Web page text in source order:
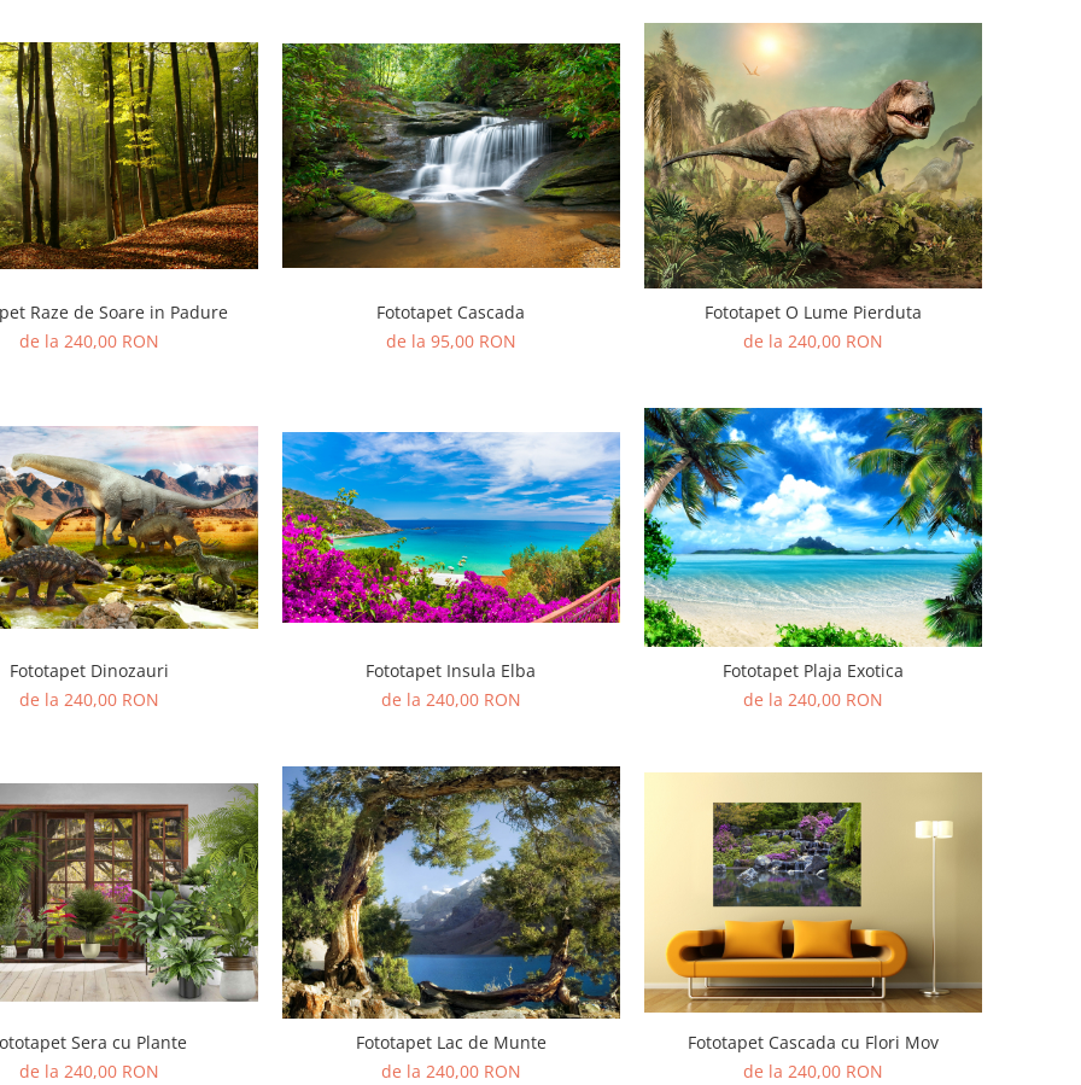
Raze de Soare in Padure
de la 240,00 RON
Fototapet Cascada
de la 95,00 RON
Fototapet O Lume Pierduta
de la 240,00 RON
Fototapet Dinozauri
de la 240,00 RON
Fototapet Insula Elba
de la 240,00 RON
Fototapet Plaja Exotica
de la 240,00 RON
Sera cu Plante
de la 240,00 RON
Fototapet Lac de Munte
de la 240,00 RON
Fototapet Cascada cu Flori Mov
de la 240,00 RON